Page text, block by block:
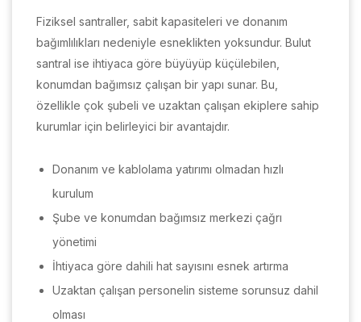
Fiziksel santraller, sabit kapasiteleri ve donanım
bağımlılıkları nedeniyle esneklikten yoksundur. Bulut
santral ise ihtiyaca göre büyüyüp küçülebilen,
konumdan bağımsız çalışan bir yapı sunar. Bu,
özellikle çok şubeli ve uzaktan çalışan ekiplere sahip
kurumlar için belirleyici bir avantajdır.
Donanım ve kablolama yatırımı olmadan hızlı
kurulum
Şube ve konumdan bağımsız merkezi çağrı
yönetimi
İhtiyaca göre dahili hat sayısını esnek artırma
Uzaktan çalışan personelin sisteme sorunsuz dahil
olması